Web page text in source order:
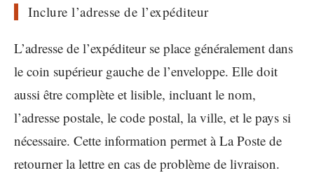
Inclure l’adresse de l’expéditeur
L’adresse de l’expéditeur se place généralement dans
le coin supérieur gauche de l’enveloppe. Elle doit
aussi être complète et lisible, incluant le nom,
l’adresse postale, le code postal, la ville, et le pays si
nécessaire. Cette information permet à La Poste de
retourner la lettre en cas de problème de livraison.